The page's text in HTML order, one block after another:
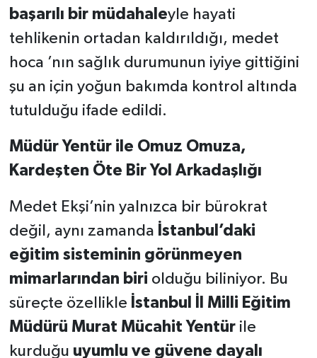
başarılı bir müdahaleyle hayati
tehlikenin ortadan kaldırıldığı, medet
hoca ’nın sağlık durumunun iyiye gittiğini
şu an için yoğun bakımda kontrol altında
tutulduğu ifade edildi.
Müdür Yentür ile Omuz Omuza,
Kardeşten Öte Bir Yol Arkadaşlığı
Medet Ekşi’nin yalnızca bir bürokrat
değil, aynı zamanda İstanbul’daki
eğitim sisteminin görünmeyen
mimarlarından biri olduğu biliniyor. Bu
süreçte özellikle İstanbul İl Milli Eğitim
Müdürü Murat Mücahit Yentürile
kurduğu uyumlu ve güvene dayalı